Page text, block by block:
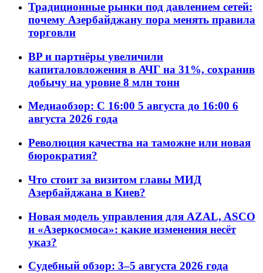
Традиционные рынки под давлением сетей:
почему Азербайджану пора менять правила
торговли
BP и партнёры увеличили
капиталовложения в АЧГ на 31%, сохранив
добычу на уровне 8 млн тонн
Медиаобзор: С 16:00 5 августа до 16:00 6
августа 2026 года
Революция качества на таможне или новая
бюрократия?
Что стоит за визитом главы МИД
Азербайджана в Киев?
Новая модель управления для AZAL, ASCO
и «Азеркосмоса»: какие изменения несёт
указ?
Судебный обзор: 3–5 августа 2026 года